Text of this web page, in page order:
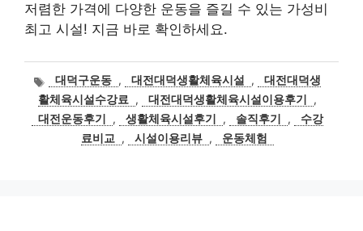
저렴한 가격에 다양한 운동을 즐길 수 있는 가성비
최고 시설! 지금 바로 확인하세요.
태
그
대덕구운동 , 대전대덕생활체육시설 ,
대전대덕생
활체육시설수강료
, 대전대덕생활체육시설이용후기
,
대전운동후기
, 생활체육시설후기 , 솔직후기 ,
수강
료비교
, 시설이용리뷰 , 운동체험